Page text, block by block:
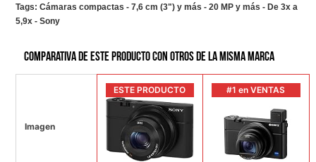
Tags: Cámaras compactas - 7,6 cm (3") y más - 20 MP y más - De 3x a
5,9x - Sony
Comparativa de este producto con otros de la misma marca
Imagen
ESTE PRODUCTO #1 en VENTAS